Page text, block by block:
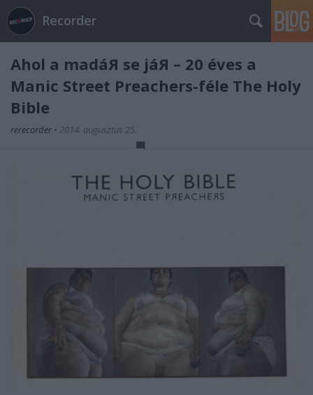
Recorder
Ahol a madáЯ se jáЯ – 20 éves a
Manic Street Preachers-féle The Holy
Bible
rerecorder • 2014. augusztus 25.